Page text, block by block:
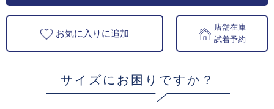
お気に入りに追加
店舗在庫
試着予約
サイズにお困りですか？